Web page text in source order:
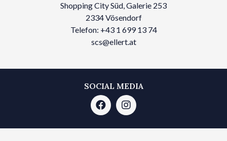
Shopping City Süd, Galerie 253
2334 Vösendorf
Telefon: +43 1 699 13 74
scs@ellert.at
SOCIAL MEDIA